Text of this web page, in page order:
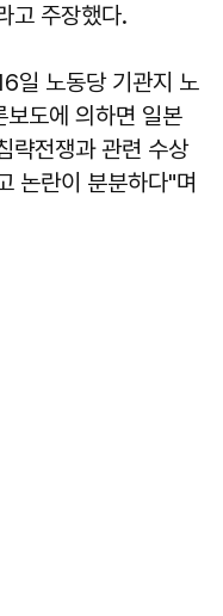
고 주장했다.
일 노동당 기관지 노
도에 의하면 일본
략전쟁과 관련 수상
논란이 분분하다"며